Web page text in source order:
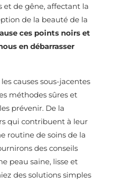
et de gêne, affectant la
de la beauté de la
ces points noirs et
en débarrasser
causes sous-jacentes
méthodes sûres et
prévenir. De la
qui contribuent à leur
routine de soins de la
des conseils
peau saine, lisse et
des solutions simples